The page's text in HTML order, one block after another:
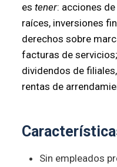
es tener: acciones
raíces, inversiones
derechos sobre
facturas de
dividendos de
rentas de
Sin empleados